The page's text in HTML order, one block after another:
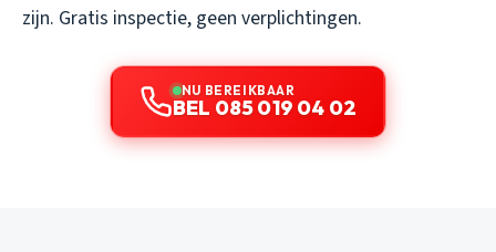
zijn. Gratis inspectie, geen verplichtingen.
NU BEREIKBAAR
BEL 085 019 04 02